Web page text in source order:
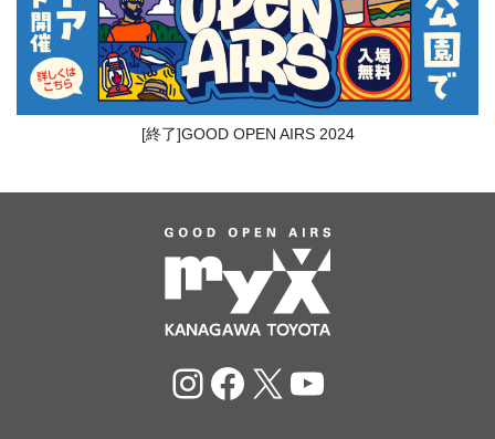
[終了]GOOD OPEN AIRS 2024
Instagram
Facebook
X YouTube